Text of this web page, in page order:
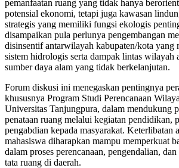
pemanfaatan ruang yang tidak hanya
potensial ekonomi, tetapi juga kawasan
strategis yang memiliki fungsi ekologis
disampaikan pula perlunya pengembangan
disinsentif antarwilayah kabupaten/kota yang
sistem hidrologis serta dampak lintas wilayah
sumber daya alam yang tidak berkelanjutan.
Forum diskusi ini menegaskan pentingnya
khususnya Program Studi Perencanaan
Universitas Tanjungpura, dalam mendukung
penataan ruang melalui kegiatan pendidikan,
pengabdian kepada masyarakat. Keterlibatan
mahasiswa diharapkan mampu memperkuat
dalam proses perencanaan, pengendalian,
tata ruang di daerah.